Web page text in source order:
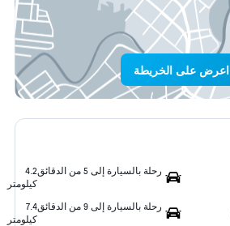
اعرض على الخريطة
رحلة بالسيارة إلى 5 من الدقائق
4.2
كيلومتر
رحلة بالسيارة إلى 9 من الدقائق
7.4
كيلومتر